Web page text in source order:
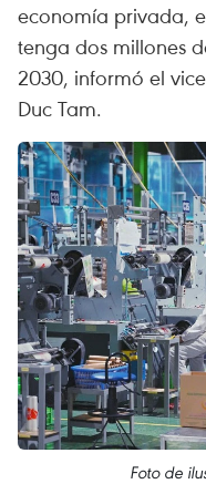
economía privada,
tenga dos millones
2030, informó el
Duc Tam.
Foto de